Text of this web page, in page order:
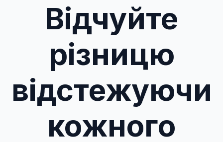
Відчуйте
різницю
відстежуючи
кожного